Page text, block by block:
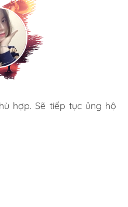
Ở đây có rất nhiều mặt
Nhân viên chuyên
hợp. Sẽ tiếp tục ủng hộ
khách hàng thân thiết
khi các bé mới 1 tuổi đến
giá hợp lý
mã, đặc biệt có nhiều
mua ở ngoài rất khó